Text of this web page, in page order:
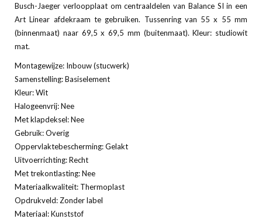
Busch-Jaeger verloopplaat om centraaldelen van Balance SI in een
Art Linear afdekraam te gebruiken. Tussenring van 55 x 55 mm
(binnenmaat) naar 69,5 x 69,5 mm (buitenmaat). Kleur: studiowit
mat.
Montagewijze: Inbouw (stucwerk)
Samenstelling: Basiselement
Kleur: Wit
Halogeenvrij: Nee
Met klapdeksel: Nee
Gebruik: Overig
Oppervlaktebescherming: Gelakt
Uitvoerrichting: Recht
Met trekontlasting: Nee
Materiaalkwaliteit: Thermoplast
Opdrukveld: Zonder label
Materiaal: Kunststof